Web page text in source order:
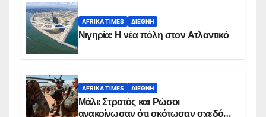
AFRIKA TIMES ΔΙΕΘΝΉ
Νιγηρία: Η νέα πόλη στον Ατλαντικό
AFRIKA TIMES ΔΙΕΘΝΉ
Μάλι: Στρατός και Ρώσοι
ανακοίνωσαν ότι σκότωσαν σχεδόν